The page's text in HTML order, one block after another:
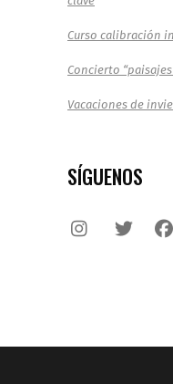
Curso calibración
Concierto
Vacaciones de
SÍGUENOS